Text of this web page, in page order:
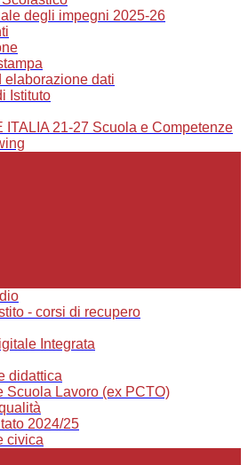
degli impegni 2025-26
elaborazione dati
Istituto
ITALIA 21-27 Scuola e Competenze
- corsi di recupero
Integrata
didattica
Scuola Lavoro (ex PCTO)
2024/25
civica